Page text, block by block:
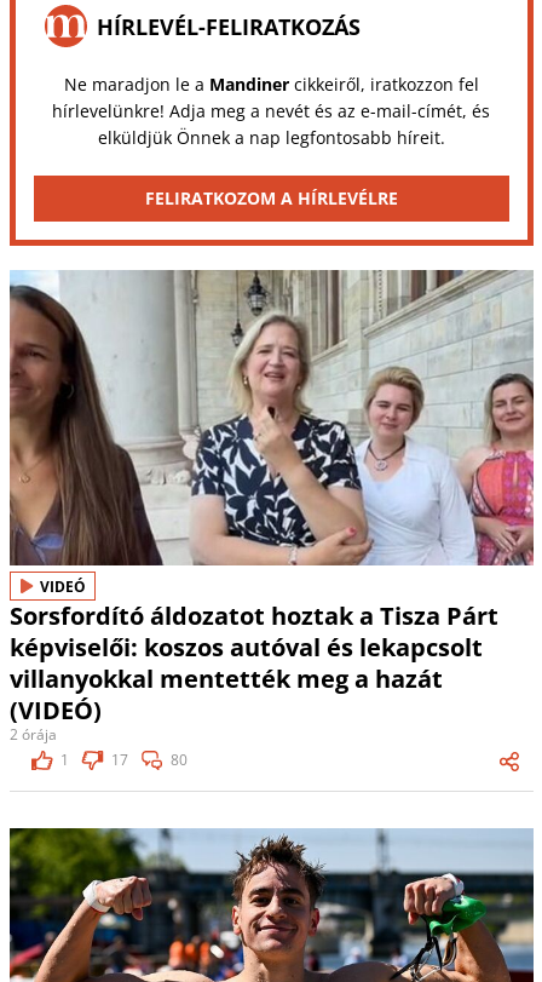
HÍRLEVÉL-FELIRATKOZÁS
Ne maradjon le a Mandinercikkeiről, iratkozzon fel
hírlevelünkre! Adja meg a nevét és az e-mail-címét, és
elküldjük Önnek a nap legfontosabb híreit.
FELIRATKOZOM A HÍRLEVÉLRE
VIDEÓ
Sorsfordító áldozatot hoztak a Tisza Párt
képviselői: koszos autóval és lekapcsolt
villanyokkal mentették meg a hazát
(VIDEÓ)
2 órája
1
17 80